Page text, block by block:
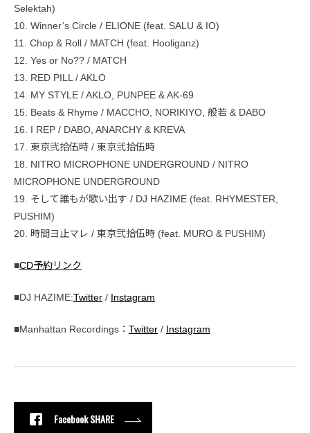
Selektah)
10. Winner’s Circle / ELIONE (feat. SALU & IO)
11. Chop & Roll / MATCH (feat. Hooliganz)
12. Yes or No?? / MATCH
13. RED PILL / AKLO
14. MY STYLE / AKLO, PUNPEE & AK-69
15. Beats & Rhyme / MACCHO, NORIKIYO, 般若 & DABO
16. I REP / DABO, ANARCHY & KREVA
17. 東京弐拾伍時 / 東京弐拾伍時
18. NITRO MICROPHONE UNDERGROUND / NITRO
MICROPHONE UNDERGROUND
19. そして誰もが歌い出す / DJ HAZIME (feat. RHYMESTER,
PUSHIM)
20. 時間ヨ止マレ / 東京弐拾伍時 (feat. MURO & PUSHIM)
■CD予約リンク
■DJ HAZIME:Twitter / Instagram
■Manhattan Recordings： Twitter / Instagram
Facebook SHARE